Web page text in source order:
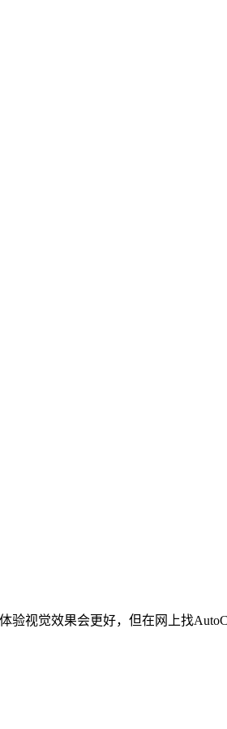
视觉效果会更好，但在网上找